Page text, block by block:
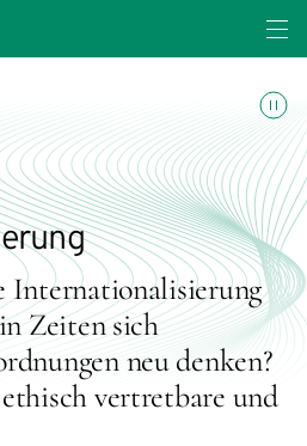
Menü
Internationalisierung
Zeiten sich
neu denken?
vertretbare und